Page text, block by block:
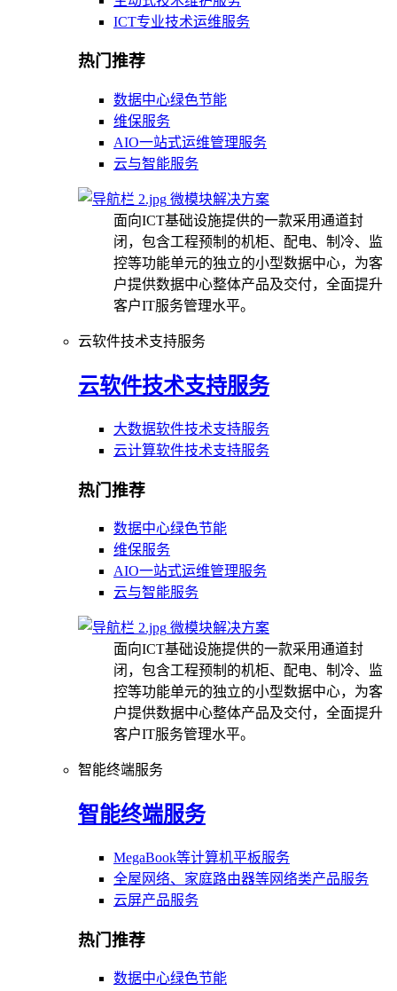
ICT专业技术运维服务
热门推荐
数据中心绿色节能
维保服务
AIO一站式运维管理服务
云与智能服务
微模块解决方案
面向ICT基础设施提供的一款采用通道封
闭，包含工程预制的机柜、配电、制冷、监
控等功能单元的独立的小型数据中心，为客
户提供数据中心整体产品及交付，全面提升
客户IT服务管理水平。
云软件技术支持服务
云软件技术支持服务
大数据软件技术支持服务
云计算软件技术支持服务
热门推荐
数据中心绿色节能
维保服务
AIO一站式运维管理服务
云与智能服务
微模块解决方案
面向ICT基础设施提供的一款采用通道封
闭，包含工程预制的机柜、配电、制冷、监
控等功能单元的独立的小型数据中心，为客
户提供数据中心整体产品及交付，全面提升
客户IT服务管理水平。
智能终端服务
智能终端服务
MegaBook等计算机平板服务
全屋网络、家庭路由器等网络类产品服务
云屏产品服务
热门推荐
数据中心绿色节能